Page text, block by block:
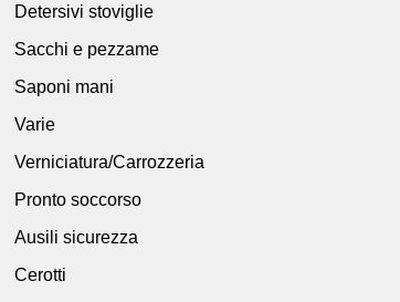
Detersivi stoviglie
Sacchi e pezzame
Saponi mani
Varie
Verniciatura/Carrozzeria
Pronto soccorso
Ausili sicurezza
Cerotti